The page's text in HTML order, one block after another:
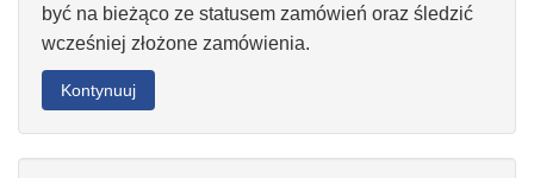
być na bieżąco ze statusem zamówień oraz śledzić
wcześniej złożone zamówienia.
Kontynuuj